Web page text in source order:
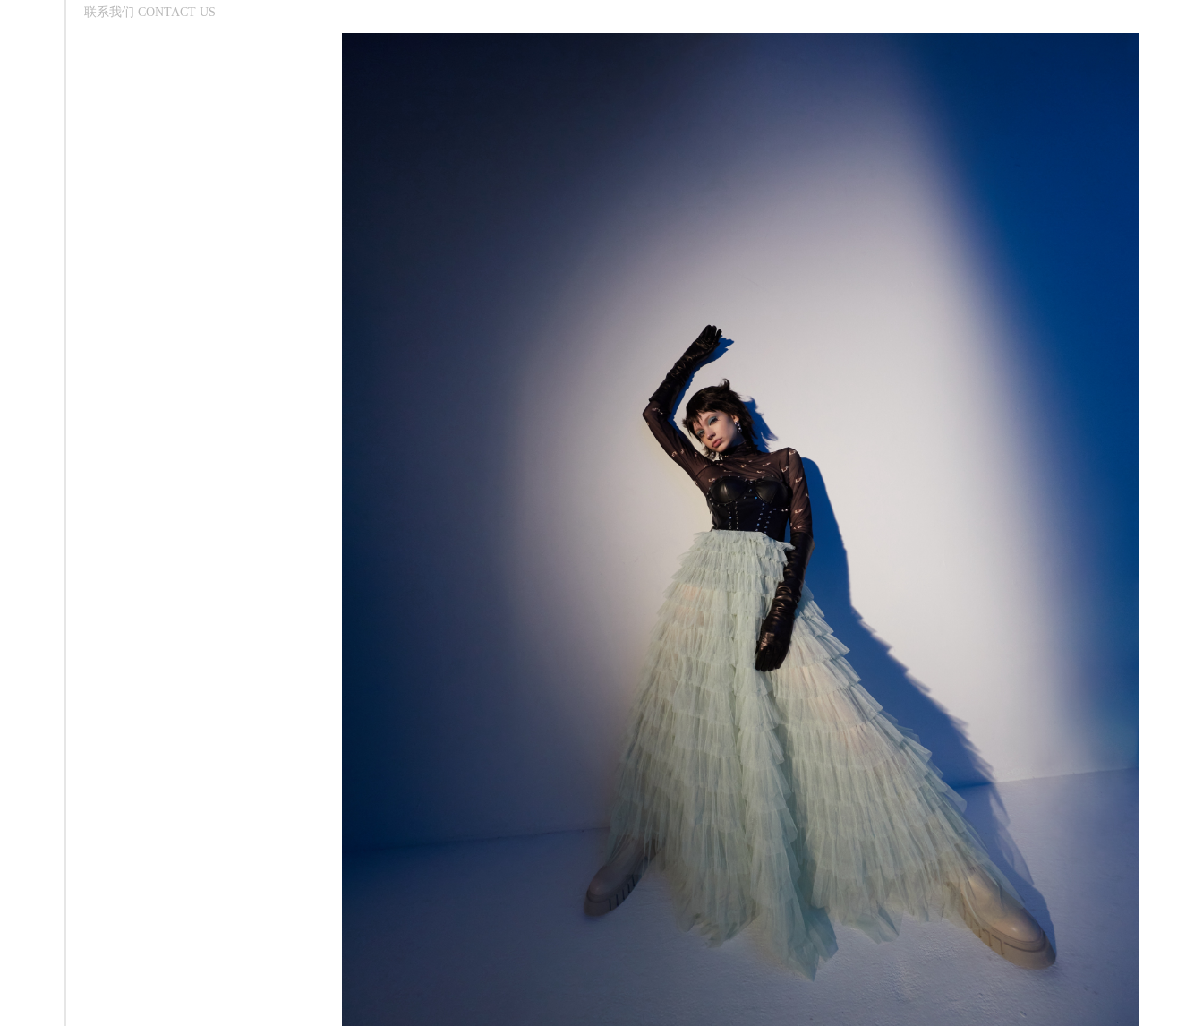
联系我们 CONTACT US